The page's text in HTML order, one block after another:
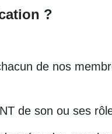
?
de nos
de son ou ses